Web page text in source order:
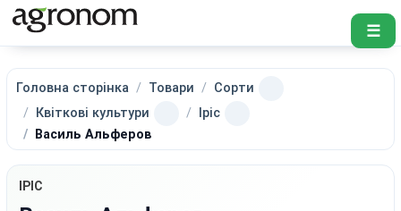
☰
Головна сторінка Товари
Сорти
Квіткові культури
Іріс
Василь Альферов
ІРІС